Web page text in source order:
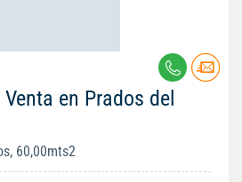
en Prados del
60,00mts2